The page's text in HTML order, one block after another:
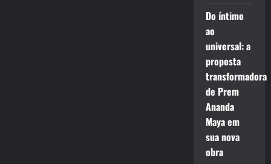
Do íntimo
ao
universal: a
proposta
transformadora
de Prem
Ananda
Maya em
sua nova
obra